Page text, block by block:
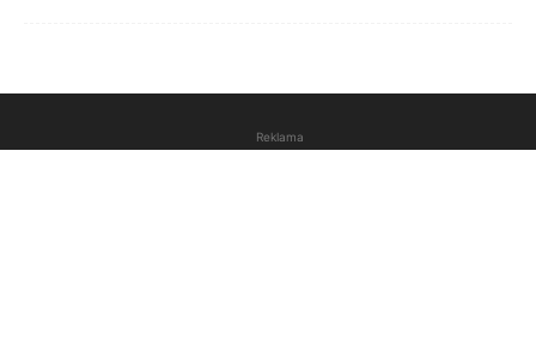
Reklama